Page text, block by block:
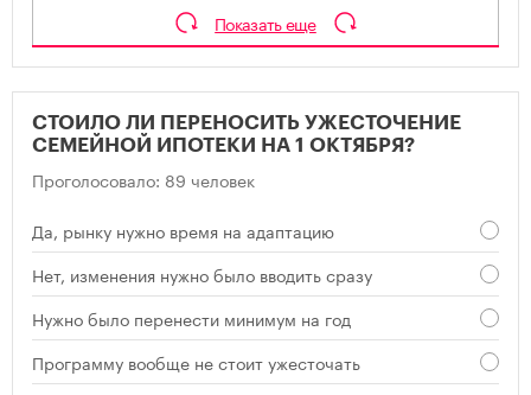
Показать еще
СТОИЛО ЛИ ПЕРЕНОСИТЬ УЖЕСТОЧЕНИЕ
СЕМЕЙНОЙ ИПОТЕКИ НА 1 ОКТЯБРЯ?
Проголосовало: 89 человек
Да, рынку нужно время на адаптацию
Нет, изменения нужно было вводить сразу
Нужно было перенести минимум на год
Программу вообще не стоит ужесточать